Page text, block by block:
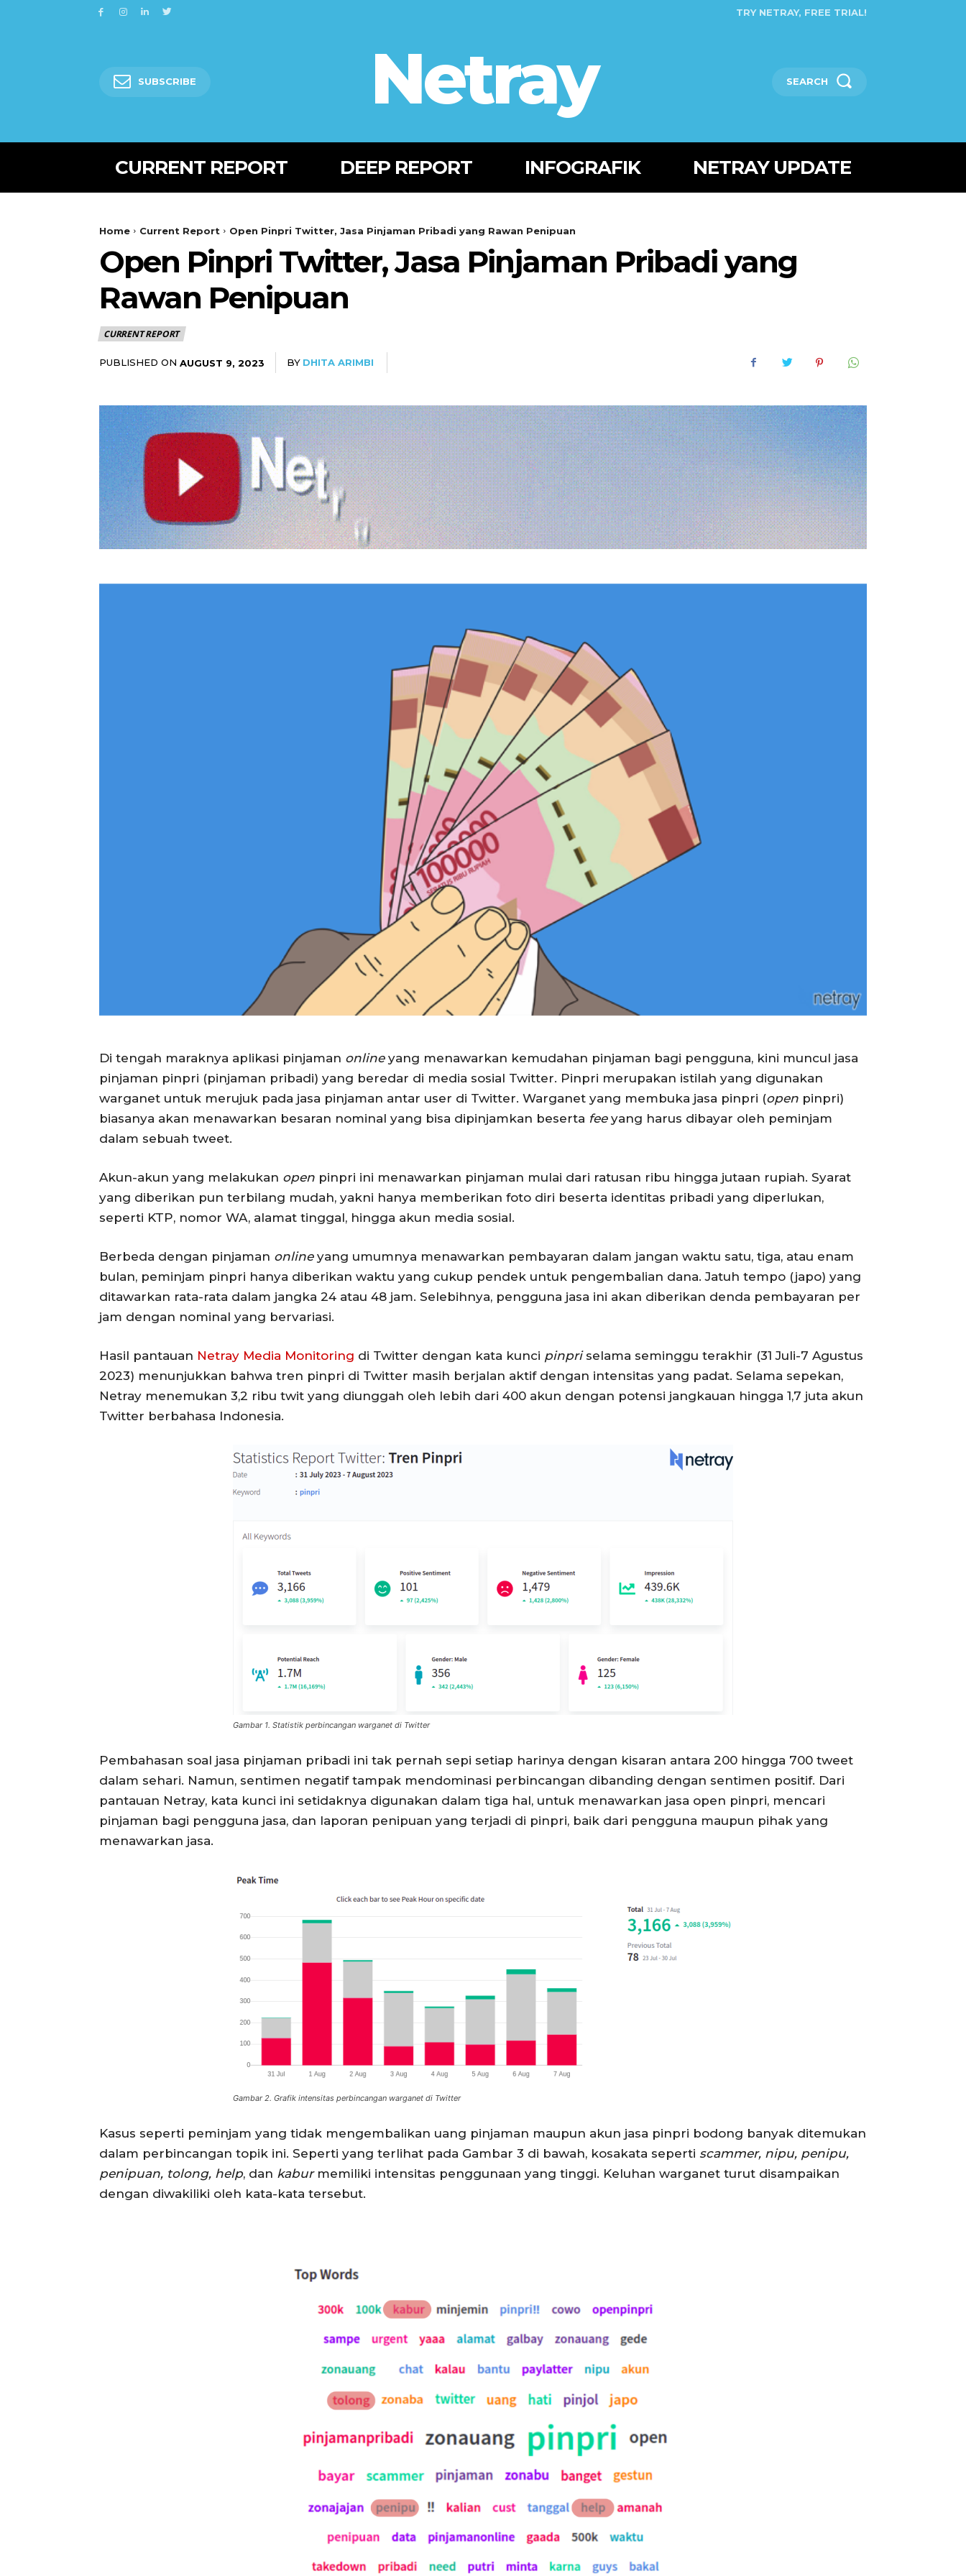
TRY NETRAY, FREE TRIAL!
SUBSCRIBE Netray SEARCH
CURRENT REPORT DEEP REPORT INFOGRAFIK NETRAY UPDATE
Home Current Report Open Pinpri Twitter, Jasa Pinjaman Pribadi yang Rawan Penipuan
Open Pinpri Twitter, Jasa Pinjaman Pribadi yang
Rawan Penipuan
CURRENT REPORT
PUBLISHED ON AUGUST 9, 2023 BY DHITA ARIMBI
Di tengah maraknya aplikasi pinjaman onlineyang menawarkan kemudahan pinjaman bagi pengguna, kini muncul jasa
pinjaman pinpri (pinjaman pribadi) yang beredar di media sosial Twitter. Pinpri merupakan istilah yang digunakan
warganet untuk merujuk pada jasa pinjaman antar user di Twitter. Warganet yang membuka jasa pinpri (open pinpri)
biasanya akan menawarkan besaran nominal yang bisa dipinjamkan beserta feeyang harus dibayar oleh peminjam
dalam sebuah tweet.
Akun-akun yang melakukan open pinpri ini menawarkan pinjaman mulai dari ratusan ribu hingga jutaan rupiah. Syarat
yang diberikan pun terbilang mudah, yakni hanya memberikan foto diri beserta identitas pribadi yang diperlukan,
seperti KTP, nomor WA, alamat tinggal, hingga akun media sosial.
Berbeda dengan pinjaman online yang umumnya menawarkan pembayaran dalam jangan waktu satu, tiga, atau enam
bulan, peminjam pinpri hanya diberikan waktu yang cukup pendek untuk pengembalian dana. Jatuh tempo (japo) yang
ditawarkan rata-rata dalam jangka 24 atau 48 jam. Selebihnya, pengguna jasa ini akan diberikan denda pembayaran per
jam dengan nominal yang bervariasi.
Hasil pantauan Netray Media Monitoring di Twitter dengan kata kunci pinpri selama seminggu terakhir (31 Juli-7 Agustus
2023) menunjukkan bahwa tren pinpri di Twitter masih berjalan aktif dengan intensitas yang padat. Selama sepekan,
Netray menemukan 3,2 ribu twit yang diunggah oleh lebih dari 400 akun dengan potensi jangkauan hingga 1,7 juta akun
Twitter berbahasa Indonesia.
Gambar 1. Statistik perbincangan warganet di Twitter
Pembahasan soal jasa pinjaman pribadi ini tak pernah sepi setiap harinya dengan kisaran antara 200 hingga 700 tweet
dalam sehari. Namun, sentimen negatif tampak mendominasi perbincangan dibanding dengan sentimen positif. Dari
pantauan Netray, kata kunci ini setidaknya digunakan dalam tiga hal, untuk menawarkan jasa open pinpri, mencari
pinjaman bagi pengguna jasa, dan laporan penipuan yang terjadi di pinpri, baik dari pengguna maupun pihak yang
menawarkan jasa.
Gambar 2. Grafik intensitas perbincangan warganet di Twitter
Kasus seperti peminjam yang tidak mengembalikan uang pinjaman maupun akun jasa pinpri bodong banyak ditemukan
dalam perbincangan topik ini. Seperti yang terlihat pada Gambar 3 di bawah, kosakata seperti scammer, nipu, penipu,
penipuan, tolong, help, dan kabur memiliki intensitas penggunaan yang tinggi. Keluhan warganet turut disampaikan
dengan diwakiliki oleh kata-kata tersebut.